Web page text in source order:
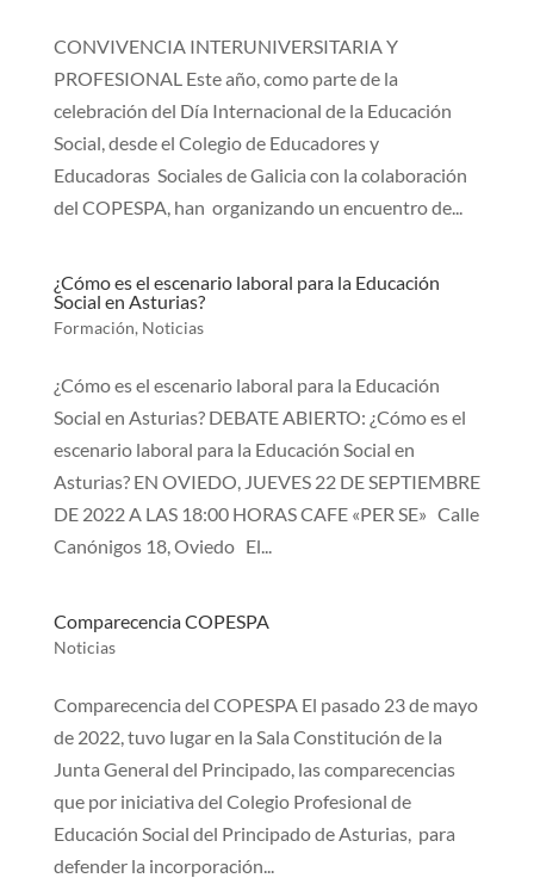
CONVIVENCIA INTERUNIVERSITARIA Y
PROFESIONAL Este año, como parte de la
celebración del Día Internacional de la Educación
Social, desde el Colegio de Educadores y
Educadoras Sociales de Galicia con la colaboración
del COPESPA, han organizando un encuentro de...
¿Cómo es el escenario laboral para la Educación
Social en Asturias?
Formación, Noticias
¿Cómo es el escenario laboral para la Educación
Social en Asturias? DEBATE ABIERTO: ¿Cómo es el
escenario laboral para la Educación Social en
Asturias? EN OVIEDO, JUEVES 22 DE SEPTIEMBRE
DE 2022 A LAS 18:00 HORAS CAFE «PER SE» Calle
Canónigos 18, Oviedo El...
Comparecencia COPESPA
Noticias
Comparecencia del COPESPA El pasado 23 de mayo
de 2022, tuvo lugar en la Sala Constitución de la
Junta General del Principado, las comparecencias
que por iniciativa del Colegio Profesional de
Educación Social del Principado de Asturias, para
defender la incorporación...